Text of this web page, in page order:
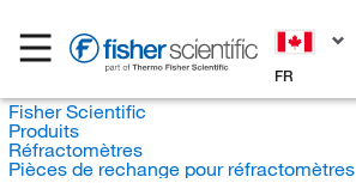
FR
Fisher Scientific
Produits
Réfractomètres
Pièces de rechange pour réfractomètres